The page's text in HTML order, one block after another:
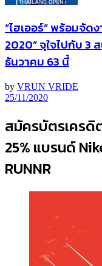
“ไฮเออร์” พร้อมจัด
2020” จุใจไปกับ 3
ธันวาคม 63 นี้
by VRUN VRIDE
25/11/2020
สมัครบัตรเครดิ
25% แบรนด์
RUNNR